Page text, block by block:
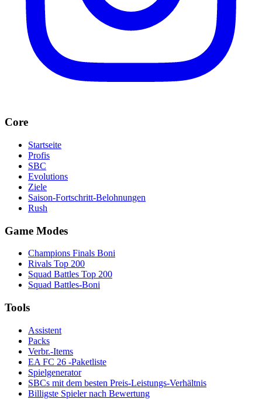
Core
Startseite
Profis
SBC
Evolutions
Ziele
Saison-Fortschritt-Belohnungen
Rush
Game Modes
Champions Finals Boni
Rivals Top 200
Squad Battles Top 200
Squad Battles-Boni
Tools
Assistent
Packs
Verbr.-Items
EA FC 26 -Paketliste
Spielgenerator
SBCs mit dem besten Preis-Leistungs-Verhältnis
Billigste Spieler nach Bewertung